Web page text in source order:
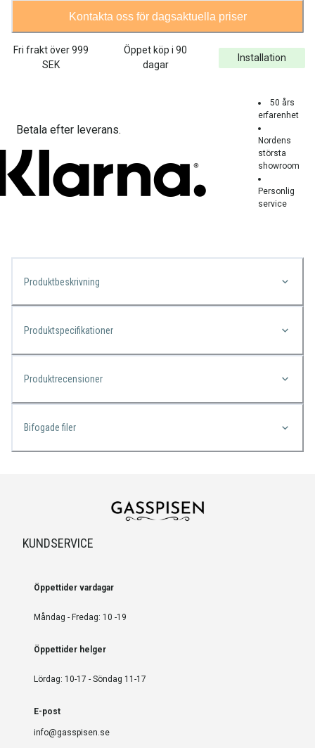
Kontakta oss för dagsaktuella priser
Fri frakt över999
SEK
Öppet köp i 90
dagar
Installation
Betala efter leverans.
50 års
erfarenhet
Nordens
största
showroom
Personlig
service
Produktbeskrivning
Produktspecifikationer
Produktrecensioner
Bifogade filer
KUNDSERVICE
Öppettider vardagar
Måndag - Fredag: 10 -19
Öppettider helger
Lördag: 10-17 - Söndag 11-17
E-post
info@gasspisen.se